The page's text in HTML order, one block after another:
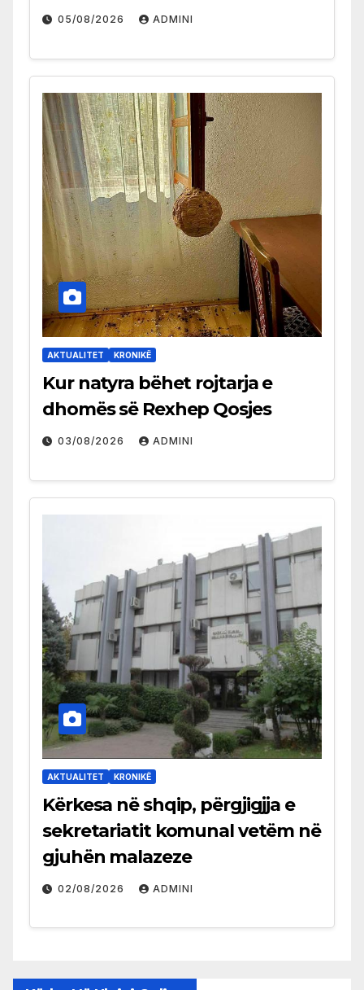
05/08/2026 ADMINI
AKTUALITET KRONIKË
Kur natyra bëhet rojtarja e
dhomës së Rexhep Qosjes
03/08/2026 ADMINI
AKTUALITET KRONIKË
Kërkesa në shqip, përgjigjja e
sekretariatit komunal vetëm në
gjuhën malazeze
02/08/2026 ADMINI